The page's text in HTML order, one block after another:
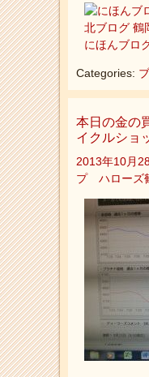
にほんブロ
Categories:
本日の金の
イクルショ
2013年10月
プ ハローズ